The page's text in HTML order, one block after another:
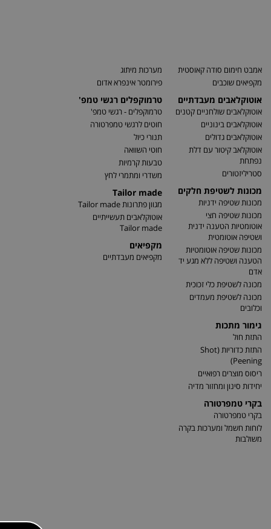
אמבט חימום סודה קאוסטית
מקפיאים שוכבים
אוטוקלאבים מעבדתיים
אוטוקלאבים שולחניים קטנים
אוטוקלאבים בינוניים
אוטוקלאבים גדולים
אוטוקלאב קיטור עם דלת
נפתחת
סטריליזטורים
מכונות לשטיפת חלקים
מכונות שטיפה ידניות
מכונות שטיפה חצי
אוטומטיות הטענה ידנית
ושטיפה אוטומטית
מכונות שטיפה אוטומטיות
הטענה ושטיפה ללא מגע יד
אדם
מכונה לשטיפת כלי זכוכית
מכונה לשטיפת מעמדים
וכלובים
גימור מתכות
התזת חול
התזת כדוריות (Shot
Peening)
ריסוס מוצרים רפואיים
יחידות סינון ומחזור מדיה
בקרי טמפרטורה
בקרי טמפרטורה
לוחות חשמל ומערכות בקרה
משולבות
מערכות מיתוג
פירומטר אינפרא אדום
טרמוקפלים רגשי טמפ'
טרמוקפלים - רגשי טמפ'
חוטים לרגשי טמפרטורה
תנורי כיול
חוטי השוואה
טבעות קרמיות
משדרי ומתמרי לחץ
Tailor made
מגוון פתרונות Tailor made
אוטוקלאבים תעשייתיים
Tailor made
מקפיאים
מקפיאים מעבדתיים